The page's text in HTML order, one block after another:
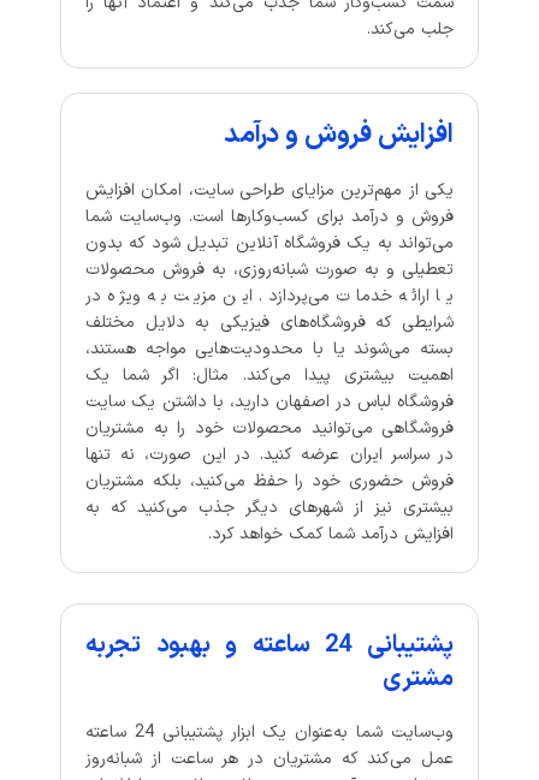
جلب می‌کند.
افزایش فروش و درآمد
یکی از مهم‌ترین مزایای طراحی سایت، امکان افزایش
فروش و درآمد برای کسب‌وکارها است. وب‌سایت شما
می‌تواند به یک فروشگاه آنلاین تبدیل شود که بدون
تعطیلی و به صورت شبانه‌روزی، به فروش محصولات
یا ارائه خدمات می‌پردازد. این مزیت به ویژه در
شرایطی که فروشگاه‌های فیزیکی به دلایل مختلف
بسته می‌شوند یا با محدودیت‌هایی مواجه هستند،
اهمیت بیشتری پیدا می‌کند. مثال: اگر شما یک
فروشگاه لباس در اصفهان دارید، با داشتن یک سایت
فروشگاهی می‌توانید محصولات خود را به مشتریان
در سراسر ایران عرضه کنید. در این صورت، نه تنها
فروش حضوری خود را حفظ می‌کنید، بلکه مشتریان
بیشتری نیز از شهرهای دیگر جذب می‌کنید که به
افزایش درآمد شما کمک خواهد کرد.
پشتیبانی 24 ساعته و بهبود تجربه
مشتری
وب‌سایت شما به‌عنوان یک ابزار پشتیبانی 24 ساعته
عمل می‌کند که مشتریان در هر ساعت از شبانه‌روز